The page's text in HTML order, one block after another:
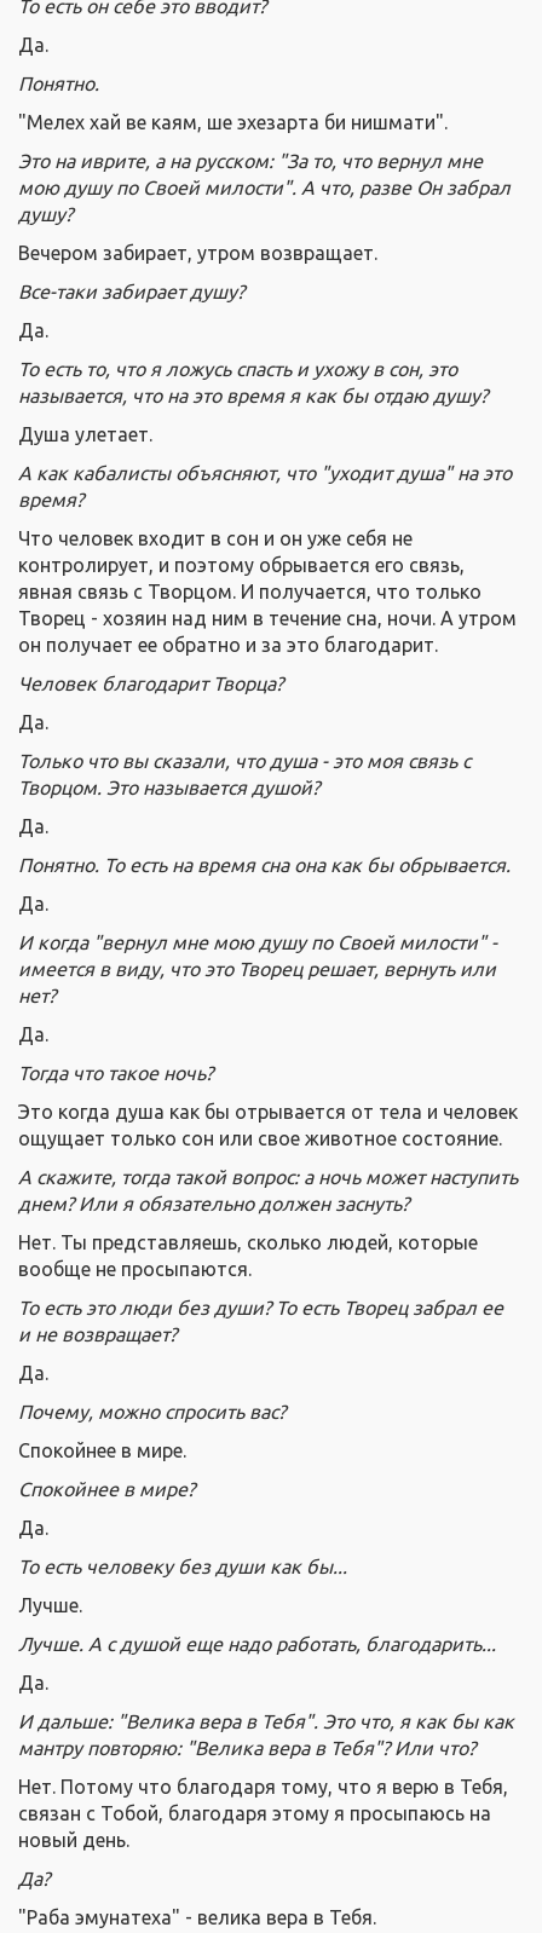
То есть он себе это вводит?
Да.
Понятно.
"Мелех хай ве каям, ше эхезарта би нишмати".
Это на иврите, а на русском: "За то, что вернул мне
мою душу по Своей милости". А что, разве Он забрал
душу?
Вечером забирает, утром возвращает.
Все-таки забирает душу?
Да.
То есть то, что я ложусь спасть и ухожу в сон, это
называется, что на это время я как бы отдаю душу?
Душа улетает.
А как кабалисты объясняют, что "уходит душа" на это
время?
Что человек входит в сон и он уже себя не
контролирует, и поэтому обрывается его связь,
явная связь с Творцом. И получается, что только
Творец - хозяин над ним в течение сна, ночи. А утром
он получает ее обратно и за это благодарит.
Человек благодарит Творца?
Да.
Только что вы сказали, что душа - это моя связь с
Творцом. Это называется душой?
Да.
Понятно. То есть на время сна она как бы обрывается.
Да.
И когда "вернул мне мою душу по Своей милости" -
имеется в виду, что это Творец решает, вернуть или
нет?
Да.
Тогда что такое ночь?
Это когда душа как бы отрывается от тела и человек
ощущает только сон или свое животное состояние.
А скажите, тогда такой вопрос: а ночь может наступить
днем? Или я обязательно должен заснуть?
Нет. Ты представляешь, сколько людей, которые
вообще не просыпаются.
То есть это люди без души? То есть Творец забрал ее
и не возвращает?
Да.
Почему, можно спросить вас?
Спокойнее в мире.
Спокойнее в мире?
Да.
То есть человеку без души как бы...
Лучше.
Лучше. А с душой еще надо работать, благодарить...
Да.
И дальше: "Велика вера в Тебя". Это что, я как бы как
мантру повторяю: "Велика вера в Тебя"? Или что?
Нет. Потому что благодаря тому, что я верю в Тебя,
связан с Тобой, благодаря этому я просыпаюсь на
новый день.
Да?
"Раба эмунатеха" - велика вера в Тебя.